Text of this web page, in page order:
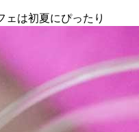
ェは初夏にぴったり